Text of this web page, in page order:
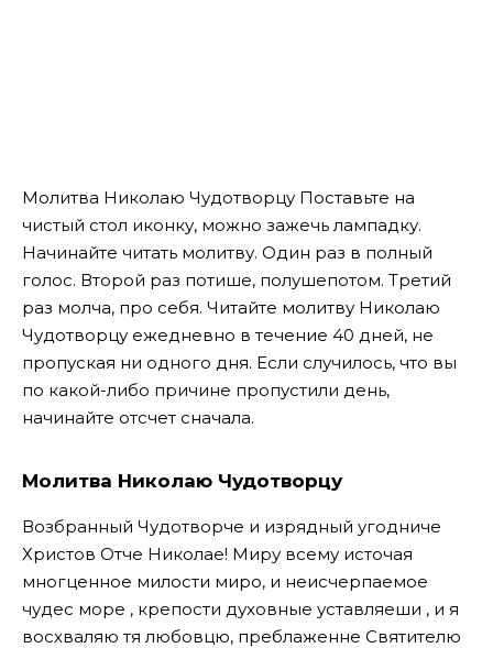
Молитва Николаю Чудотворцу Поставьте на
чистый стол иконку, можно зажечь лампадку.
Начинайте читать молитву. Один раз в полный
голос. Второй раз потише, полушепотом. Третий
раз молча, про себя. Читайте молитву Николаю
Чудотворцу ежедневно в течение 40 дней, не
пропуская ни одного дня. Если случилось, что вы
по какой-либо причине пропустили день,
начинайте отсчет сначала.
Молитва Николаю Чудотворцу
Возбранный Чудотворче и изрядный угодниче
Христов Отче Николае! Миру всему источая
многценное милости миро, и неисчерпаемое
чудес море , крепости духовные уставляеши , и я
восхваляю тя любовцю, преблаженне Святителю